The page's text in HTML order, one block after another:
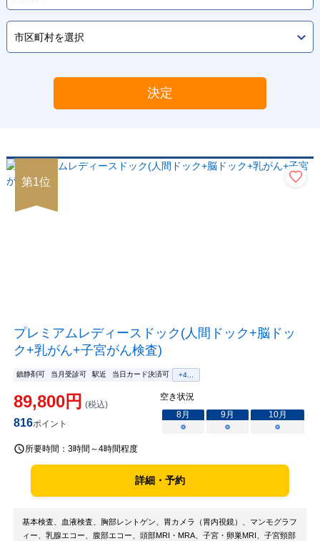
決定
第1位
プレミアムレディースドック(人間ドック+脳ドッ
ク+乳がん+子宮がん検査)
鎮静剤可 当月受診可 駅近 当日カード決済可 +4...
89,800円 (税込)
816ポイント
空き状況
8月 9月 10月
○
○ ○
所要時間： 3時間～4時間程度
詳細・予約
基本検査、血液検査、胸部レントゲン、胃カメラ（胃内視鏡）、マンモグラフ
ィー、乳腺エコー、腹部エコー、頭部MRI・MRA、子宮・卵巣MRI、子宮頸部